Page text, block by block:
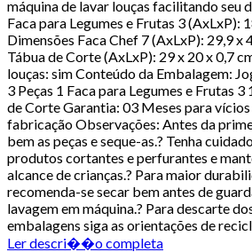
máquina de lavar louças facilitando seu
Faca para Legumes e Frutas 3 (AxLxP):
Dimensões Faca Chef 7 (AxLxP): 29,9 x
Tábua de Corte (AxLxP): 29 x 20 x 0,7
louças: sim Conteúdo da Embalagem:
3 Peças 1 Faca para Legumes e Frutas 3
de Corte Garantia: 03 Meses para
fabricação Observações: Antes da
bem as peças e seque-as.? Tenha
produtos cortantes e perfurantes e
alcance de crianças.? Para maior
recomenda-se secar bem antes de
lavagem em máquina.? Para descarte
embalagens siga as orientações de
Ler descri��o completa